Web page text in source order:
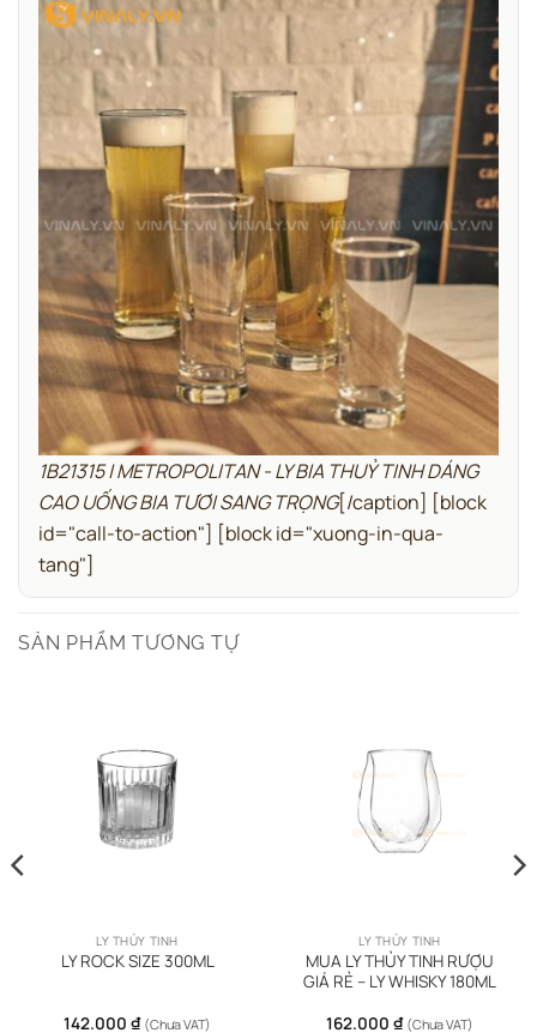
1B21315 | METROPOLITAN - LY BIA THUỶ TINH DÁNG
CAO UỐNG BIA TƯƠI SANG TRỌNG[/caption] [block
id="call-to-action"] [block id="xuong-in-qua-
tang"]
SẢN PHẨM TƯƠNG TỰ
LY THỦY TINH
LY ROCK SIZE 300ML
142.000 ₫ (Chưa VAT)
LY THỦY TINH
MUA LY THỦY TINH RƯỢU
GIÁ RẺ – LY WHISKY 180ML
162.000 ₫ (Chưa VAT)